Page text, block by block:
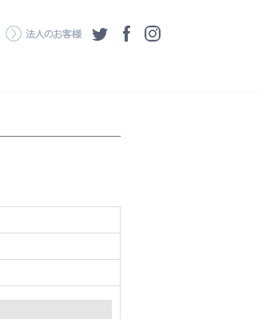
店舗検索 法人のお客様
ツイッターフェイスブック